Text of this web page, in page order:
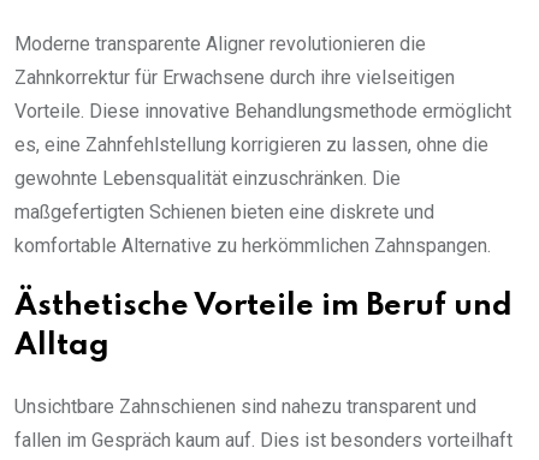
Moderne transparente Aligner revolutionieren die
Zahnkorrektur für Erwachsene durch ihre vielseitigen
Vorteile. Diese innovative Behandlungsmethode ermöglicht
es, eine Zahnfehlstellung korrigieren zu lassen, ohne die
gewohnte Lebensqualität einzuschränken. Die
maßgefertigten Schienen bieten eine diskrete und
komfortable Alternative zu herkömmlichen Zahnspangen.
Ästhetische Vorteile im Beruf und
Alltag
Unsichtbare Zahnschienen sind nahezu transparent und
fallen im Gespräch kaum auf. Dies ist besonders vorteilhaft